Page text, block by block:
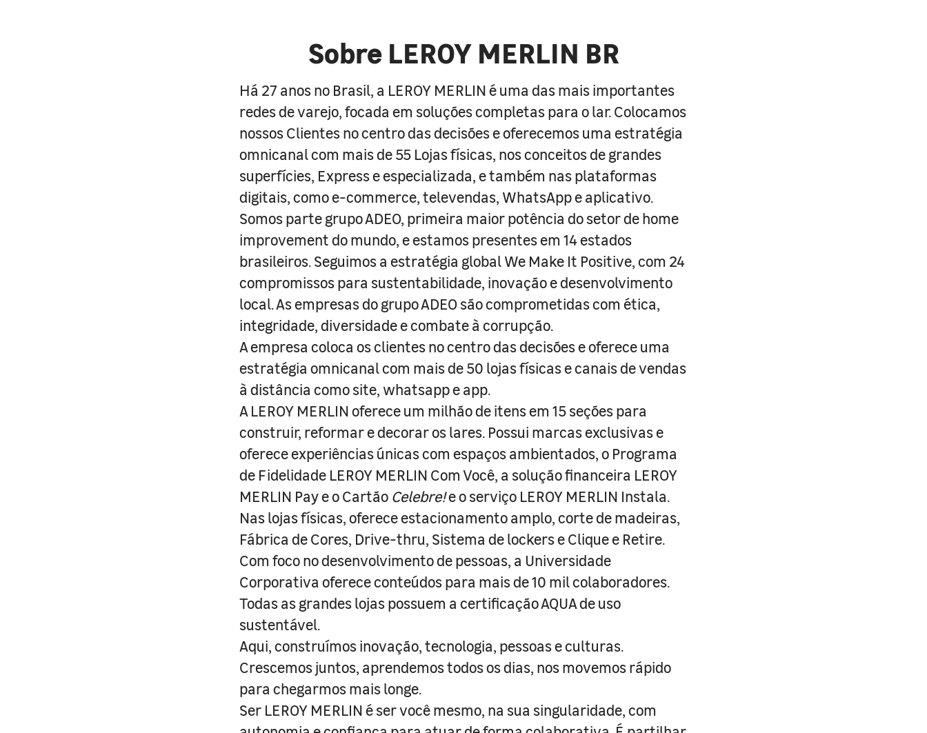
Sobre LEROY MERLIN BR
Há 27 anos no Brasil, a LEROY MERLIN é uma das mais importantes
redes de varejo, focada em soluções completas para o lar. Colocamos
nossos Clientes no centro das decisões e oferecemos uma estratégia
omnicanal com mais de 55 Lojas físicas, nos conceitos de grandes
superfícies, Express e especializada, e também nas plataformas
digitais, como e-commerce, televendas, WhatsApp e aplicativo.
Somos parte grupo ADEO, primeira maior potência do setor de home
improvement do mundo, e estamos presentes em 14 estados
brasileiros. Seguimos a estratégia global We Make It Positive, com 24
compromissos para sustentabilidade, inovação e desenvolvimento
local. As empresas do grupo ADEO são comprometidas com ética,
integridade, diversidade e combate à corrupção.
A empresa coloca os clientes no centro das decisões e oferece uma
estratégia omnicanal com mais de 50 lojas físicas e canais de vendas
à distância como site, whatsapp e app.
A LEROY MERLIN oferece um milhão de itens em 15 seções para
construir, reformar e decorar os lares. Possui marcas exclusivas e
oferece experiências únicas com espaços ambientados, o Programa
de Fidelidade LEROY MERLIN Com Você, a solução financeira LEROY
MERLIN Pay e o Cartão Celebre!e o serviço LEROY MERLIN Instala.
Nas lojas físicas, oferece estacionamento amplo, corte de madeiras,
Fábrica de Cores, Drive-thru, Sistema de lockers e Clique e Retire.
Com foco no desenvolvimento de pessoas, a Universidade
Corporativa oferece conteúdos para mais de 10 mil colaboradores.
Todas as grandes lojas possuem a certificação AQUA de uso
sustentável.
Aqui, construímos inovação, tecnologia, pessoas e culturas.
Crescemos juntos, aprendemos todos os dias, nos movemos rápido
para chegarmos mais longe.
Ser LEROY MERLIN é ser você mesmo, na sua singularidade, com